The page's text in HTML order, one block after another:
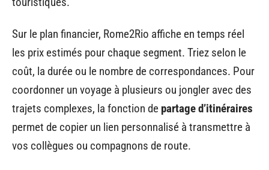
Sur le plan financier, Rome2Rio affiche en temps réel
les prix estimés pour chaque segment. Triez selon le
coût, la durée ou le nombre de correspondances. Pour
coordonner un voyage à plusieurs ou jongler avec des
trajets complexes, la fonction de partage d’itinéraires
permet de copier un lien personnalisé à transmettre à
vos collègues ou compagnons de route.